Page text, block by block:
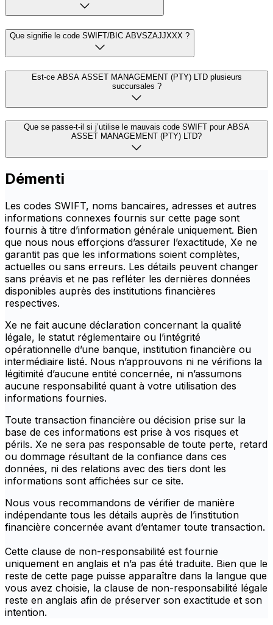
Que signifie le code SWIFT/BIC ABVSZAJJXXX ?
Est-ce ABSA ASSET MANAGEMENT (PTY) LTD plusieurs
succursales ?
Que se passe-t-il si j’utilise le mauvais code SWIFT pour ABSA
ASSET MANAGEMENT (PTY) LTD?
Démenti
Les codes SWIFT, noms bancaires, adresses et autres
informations connexes fournis sur cette page sont
fournis à titre d’information générale uniquement. Bien
que nous nous efforçions d’assurer l’exactitude, Xe ne
garantit pas que les informations soient complètes,
actuelles ou sans erreurs. Les détails peuvent changer
sans préavis et ne pas refléter les dernières données
disponibles auprès des institutions financières
respectives.
Xe ne fait aucune déclaration concernant la qualité
légale, le statut réglementaire ou l’intégrité
opérationnelle d’une banque, institution financière ou
intermédiaire listé. Nous n’approuvons ni ne vérifions la
légitimité d’aucune entité concernée, ni n’assumons
aucune responsabilité quant à votre utilisation des
informations fournies.
Toute transaction financière ou décision prise sur la
base de ces informations est prise à vos risques et
périls. Xe ne sera pas responsable de toute perte, retard
ou dommage résultant de la confiance dans ces
données, ni des relations avec des tiers dont les
informations sont affichées sur ce site.
Nous vous recommandons de vérifier de manière
indépendante tous les détails auprès de l’institution
financière concernée avant d’entamer toute transaction.
Cette clause de non-responsabilité est fournie
uniquement en anglais et n’a pas été traduite. Bien que le
reste de cette page puisse apparaître dans la langue que
vous avez choisie, la clause de non-responsabilité légale
reste en anglais afin de préserver son exactitude et son
intention.